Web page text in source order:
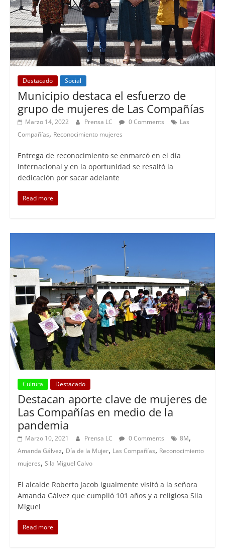
Destacado Social
Municipio destaca el esfuerzo de
grupo de mujeres de Las Compañías
Marzo 14, 2022 Prensa LC 0 Comments
Las
Compañías, Reconocimiento mujeres
Entrega de reconocimiento se enmarcó en el día
internacional y en la oportunidad se resaltó la
dedicación por sacar adelante
Read more
Cultura Destacado
Destacan aporte clave de mujeres de
Las Compañías en medio de la
pandemia
Marzo 10, 2021 Prensa LC 0 Comments 8M,
Amanda Gálvez, Día de la Mujer, Las Compañías, Reconocimiento
mujeres, Sila Miguel Calvo
El alcalde Roberto Jacob igualmente visitó a la señora
Amanda Gálvez que cumplió 101 años y a religiosa Sila
Miguel
Read more